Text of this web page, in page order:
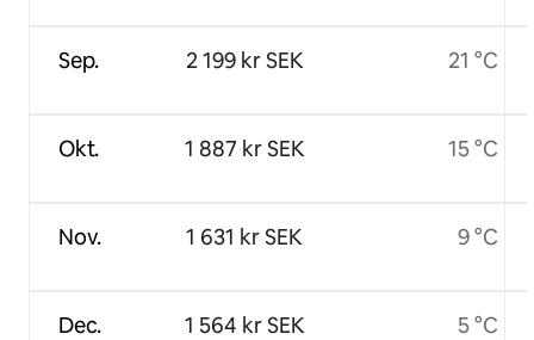
Sep.
Okt.
Nov.
Dec.
2 199 kr SEK
1 887 kr SEK
1 631 kr SEK
1 564 kr SEK
21 °C
15 °C
9 °C
5 °C